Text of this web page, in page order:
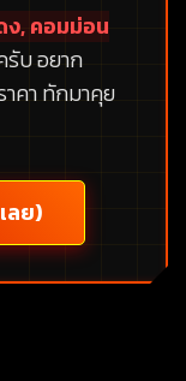
ง, คอมม่อน
รับ อยาก
คา ทักมาคุย
ลย)